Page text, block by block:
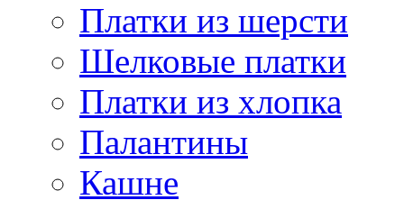
Платки из шерсти
Шелковые платки
Платки из хлопка
Палантины
Кашне